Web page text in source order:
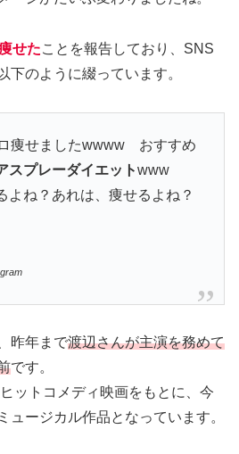
せたことを報告しており、SNS
下のように綴っています。
ロ痩せましたwwww おすすめ
スプレーダイエットwww
よね？あれは、痩せるよね？
昨年まで渡辺さんが主演を務めて
です。
ットコメディ映画をもとに、今
ュージカル作品となっています。